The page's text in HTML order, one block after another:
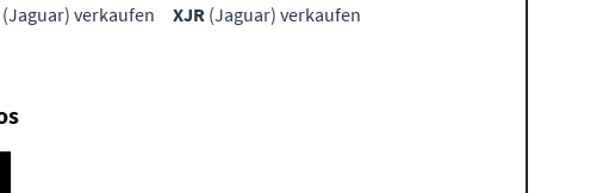
(Jaguar) verkaufen XJR (Jaguar) verkaufen